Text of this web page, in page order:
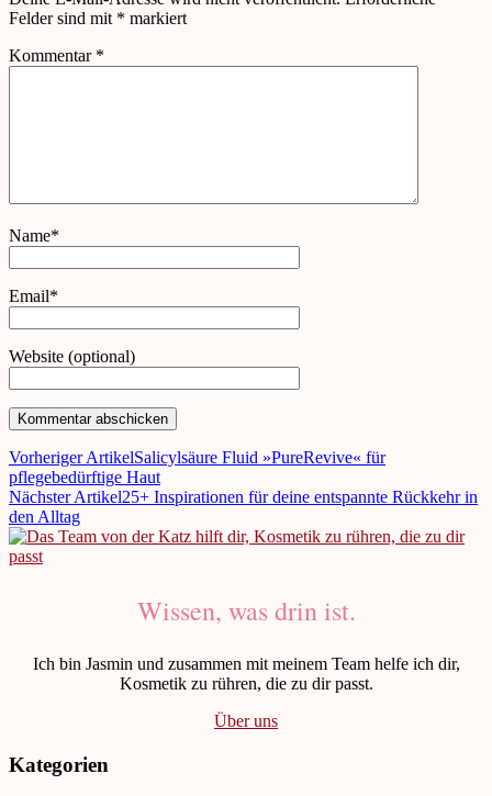
Felder sind mit * markiert
Kommentar *
Name*
Email*
Website (optional)
Vorheriger ArtikelSalicylsäure Fluid »PureRevive« für
pflegebedürftige Haut
Nächster Artikel25+ Inspirationen für deine entspannte Rückkehr in
den Alltag
Wissen, was drin ist.
Ich bin Jasmin und zusammen mit meinem Team helfe ich dir,
Kosmetik zu rühren, die zu dir passt.
Über uns
Kategorien